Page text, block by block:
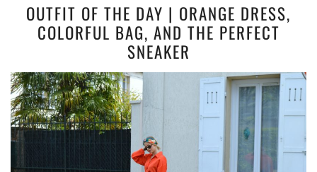
OUTFIT OF THE DAY | ORANGE DRESS,
COLORFUL BAG, AND THE PERFECT
SNEAKER